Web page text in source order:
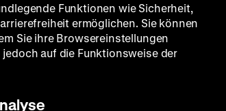
Funktionen wie Sicherheit,
ermöglichen. Sie können
Sie ihre Browsereinstellungen
auf die Funktionsweise der